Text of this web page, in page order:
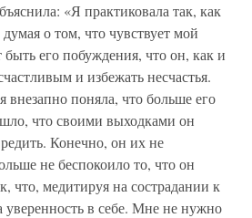
«Я практиковала так, как
о том, что чувствует мой
его побуждения, что он, как и
и избежать несчастья.
внезапно поняла, что больше его
что своими выходками он
Конечно, он их не
не беспокоило то, что он
что, медитируя на сострадании к
уверенность в себе. Мне не нужно